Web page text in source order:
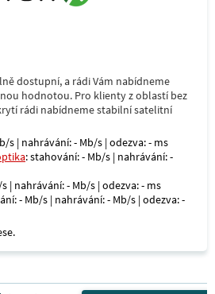
dostupní, a rádi Vám nabídneme
hodnotou. Pro klienty z oblastí bez
rádi nabídneme stabilní satelitní
s | nahrávání: - Mb/s | odezva: - ms
: stahování: - Mb/s | nahrávání: -
| nahrávání: - Mb/s | odezva: - ms
- Mb/s | nahrávání: - Mb/s | odezva: -